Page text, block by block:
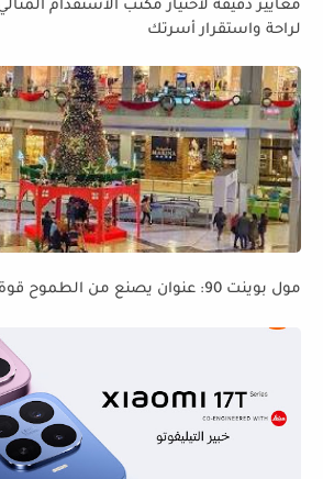
معايير دقيقة لاختيار مكتب الاستقدام
لراحة واستقرار أسرتك
مول بوينت 90: عنوان يصنع من الطموح قوة استثمارية متجددة